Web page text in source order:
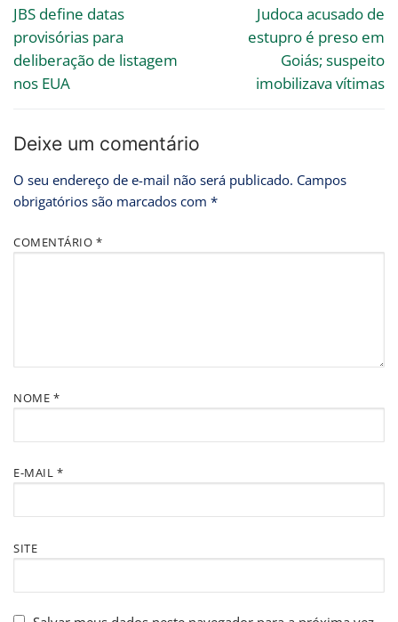
JBS define datas
provisórias para
deliberação de listagem
nos EUA
Judoca acusado de
estupro é preso em
Goiás; suspeito
imobilizava vítimas
Deixe um comentário
O seu endereço de e-mail não será publicado. Campos
obrigatórios são marcados com *
COMENTÁRIO *
NOME *
E-MAIL *
SITE